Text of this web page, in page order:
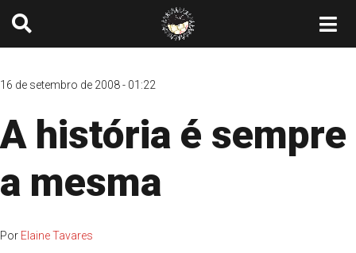
16 de setembro de 2008 - 01:22
A história é sempre
a mesma
Por Elaine Tavares